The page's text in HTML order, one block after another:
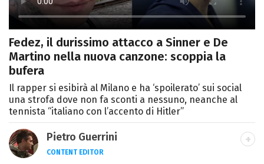
Fedez, il durissimo attacco a Sinner e De
Martino nella nuova canzone: scoppia la
bufera
Il rapper si esibirà al Milano e ha ‘spoilerato’ sui social
una strofa dove non fa sconti a nessuno, neanche al
tennista “italiano con l’accento di Hitler”
Pietro Guerrini
CONTENT EDITOR